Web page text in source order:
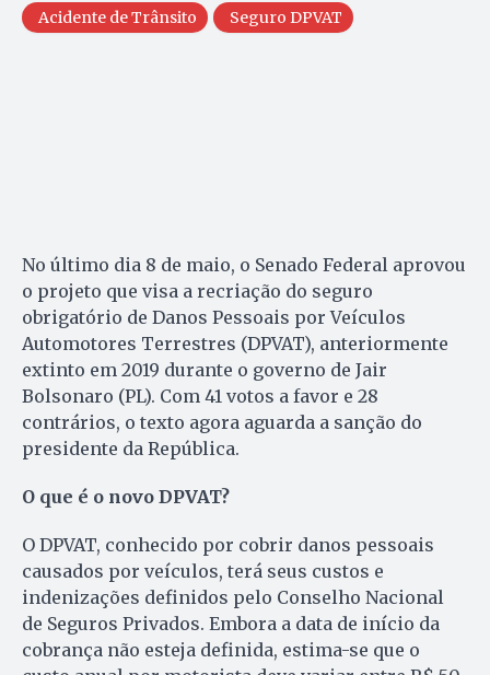
Acidente de Trânsito Seguro DPVAT
No último dia 8 de maio, o Senado Federal aprovou
o projeto que visa a recriação do seguro
obrigatório de Danos Pessoais por Veículos
Automotores Terrestres (DPVAT), anteriormente
extinto em 2019 durante o governo de Jair
Bolsonaro (PL). Com 41 votos a favor e 28
contrários, o texto agora aguarda a sanção do
presidente da República.
O que é o novo DPVAT?
O DPVAT, conhecido por cobrir danos pessoais
causados por veículos, terá seus custos e
indenizações definidos pelo Conselho Nacional
de Seguros Privados. Embora a data de início da
cobrança não esteja definida, estima-se que o